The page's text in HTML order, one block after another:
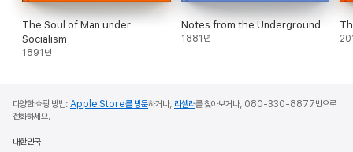
The Soul of Man under
Socialism
1891년
Notes from the Underground
1881년
다양한 쇼핑 방법: Apple Store를 방문하거나, 리셀러를 찾아보거나, 080-330-8877번으로
전화하세요.
대한민국